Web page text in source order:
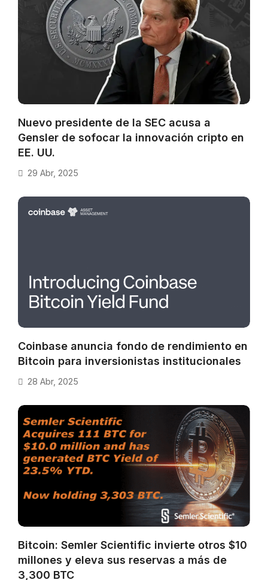
Nuevo presidente de la SEC acusa a
Gensler de sofocar la innovación cripto en
EE. UU.
29 Abr, 2025
Coinbase anuncia fondo de rendimiento en
Bitcoin para inversionistas institucionales
28 Abr, 2025
Bitcoin: Semler Scientific invierte otros $10
millones y eleva sus reservas a más de
3,300 BTC